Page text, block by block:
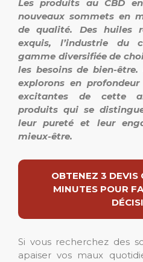
Les produits au CBD
nouveaux sommets en
de qualité. Des huiles
exquis, l’industrie du
gamme diversifiée de
les besoins de bien-
explorons en
excitantes de cette
produits qui se
leur pureté et leur
mieux-être.
OBTENEZ 3 DEVIS
MINUTES POUR
Si vous recherchez des
apaiser vos maux